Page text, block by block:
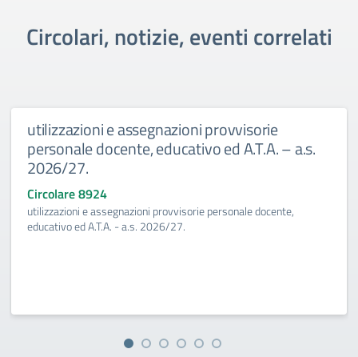
Circolari, notizie, eventi correlati
utilizzazioni e assegnazioni provvisorie
personale docente, educativo ed A.T.A. – a.s.
2026/27.
Circolare 8924
utilizzazioni e assegnazioni provvisorie personale docente,
educativo ed A.T.A. - a.s. 2026/27.